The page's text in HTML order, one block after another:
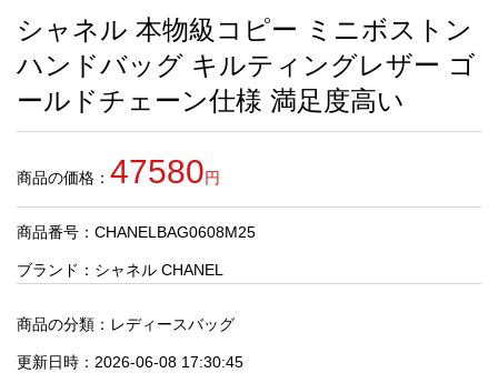
お
す
商
人
気
商
シャネル 本物級コピー ミニボストン
ハンドバッグ キルティングレザー ゴ
ールドチェーン仕様 満足度高い
商品の価格： 47580円
商品番号：CHANELBAG0608M25
ブランド： シャネル CHANEL
商品の分類： レディースバッグ
更新日時：2026-06-08 17:30:45